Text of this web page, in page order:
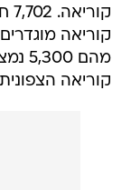
קוריאה
קוריאה